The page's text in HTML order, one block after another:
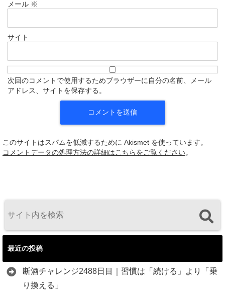
メール ※
サイト
次回のコメントで使用するためブラウザーに自分の名前、メール
アドレス、サイトを保存する。
このサイトはスパムを低減するために Akismet を使っています。
コメントデータの処理方法の詳細はこちらをご覧ください。
最近の投稿
断酒チャレンジ2488日目｜習慣は「続ける」より「乗
り換える」